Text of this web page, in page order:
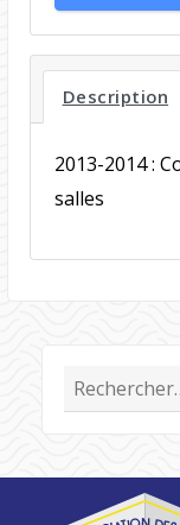
Description
2013-2014 :
salles
Rechercher :